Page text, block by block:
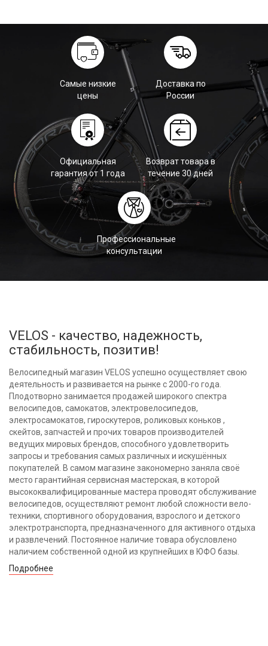
Самые низкие
цены
Доставка по
России
Официальная
гарантия от 1 года
Возврат товара в
течение 30 дней
Профессиональные
консультации
VELOS - качество, надежность,
стабильность, позитив!
Велосипедный магазин VELOS успешно осуществляет свою
деятельность и развивается на рынке с 2000-го года.
Плодотворно занимается продажей широкого спектра
велосипедов, самокатов, электровелосипедов,
электросамокатов, гироскутеров, роликовых коньков ,
скейтов, запчастей и прочих товаров производителей
ведущих мировых брендов, способного удовлетворить
запросы и требования самых различных и искушённых
покупателей. В самом магазине закономерно заняла своё
место гарантийная сервисная мастерская, в которой
высококвалифицированные мастера проводят обслуживание
велосипедов, осуществляют ремонт любой сложности вело-
техники, спортивного оборудования, взрослого и детского
электротранспорта, предназначенного для активного отдыха
и развлечений. Постоянное наличие товара обусловлено
наличием собственной одной из крупнейших в ЮФО базы.
Подробнее